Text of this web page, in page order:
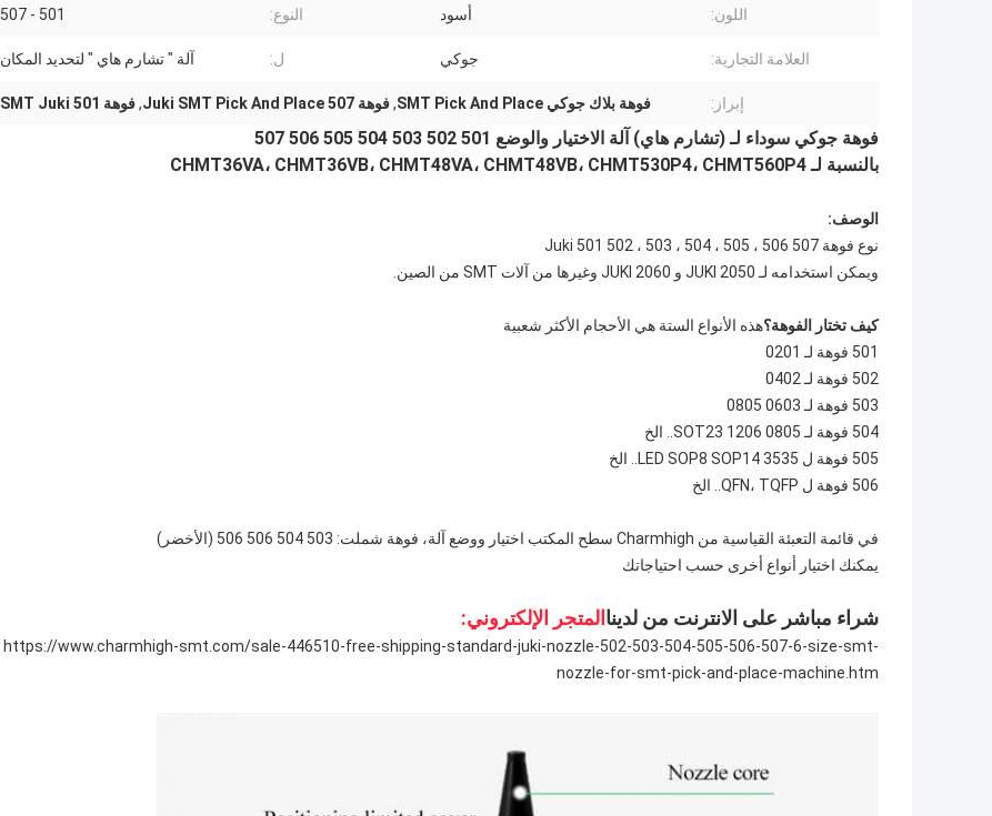
اللون: أسود النوع: 501 - 507
العلامة التجارية: جوكي ل: آلة " تشارم هاي " لتحديد المكان
إبراز: فوهة بلاك جوكي SMT Pick And Place ,فوهة 507 Juki SMT Pick And Place ,فوهة 501 SMT Juki
فوهة جوكي سوداء لـ (تشارم هاي) آلة الاختيار والوضع 501 502 503 504 505 506 507
بالنسبة لـ CHMT36VA، CHMT36VB، CHMT48VA، CHMT48VB، CHMT530P4، CHMT560P4
الوصف:
نوع فوهة Juki 501 502 ، 503 ، 504 ، 505 ، 506 507
ويمكن استخدامه لـ JUKI 2050 و JUKI 2060 وغيرها من آلات SMT من الصين.
كيف تختار الفوهة؟هذه الأنواع الستة هي الأحجام الأكثر شعبية
501 فوهة لـ 0201
502 فوهة لـ 0402
503 فوهة لـ 0603 0805
504 فوهة لـ 0805 1206 SOT23.. الخ
505 فوهة ل 3535 LED SOP8 SOP14.. الخ
506 فوهة ل QFN، TQFP.. الخ
في قائمة التعبئة القياسية من Charmhigh سطح المكتب اختيار ووضع آلة، فوهة شملت: 503 504 506 506 (الأخضر)
يمكنك اختيار أنواع أخرى حسب احتياجاتك
شراء مباشر على الانترنت من لدينا المتجر الإلكتروني:
https://www.charmhigh-smt.com/sale-446510-free-shipping-standard-juki-nozzle-502-503-504-505-506-507-6-size-smt-
nozzle-for-smt-pick-and-place-machine.htm